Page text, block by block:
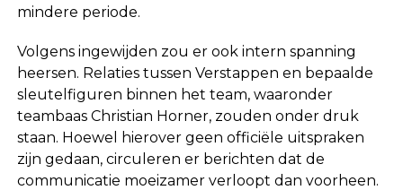
mindere periode.
Volgens ingewijden zou er ook intern spanning
heersen. Relaties tussen Verstappen en bepaalde
sleutelfiguren binnen het team, waaronder
teambaas Christian Horner, zouden onder druk
staan. Hoewel hierover geen officiële uitspraken
zijn gedaan, circuleren er berichten dat de
communicatie moeizamer verloopt dan voorheen.